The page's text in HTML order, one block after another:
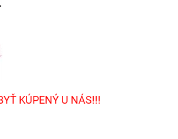
KÚPENÝ U NÁS!!!